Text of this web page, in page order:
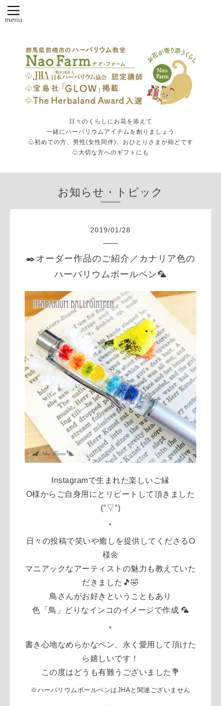
日々のくらしにお花を添えて
一緒にハーバリウムアイテムを創りましょう
♧初めての方、男性(女性同伴)、おひとりさまが殆どです
♧大切な方へのギフトにも
お知らせ・トピック
2019/01 /28
✒️オーダー作品のご紹介／カナリア色の
ハーバリウムボールペン🦜
Instagramで生まれた楽しいご縁
O様からご自身用にとリピートして頂きました
(°▽°)
＊
日々の投稿で笑いや癒しを提供してくださるO
様🌼
マニアックなアーティストの魅力も教えていた
だきました🎵🤣
鳥さんがお好きということもあり
色「鳥」どりなインコのイメージで作成 🦜
＊
書き心地なめらかなペン、永く愛用して頂けた
ら嬉しいです！
この度はどうも有難うございました💐
※ハーバリウムボールペンはJHAと関連ございません